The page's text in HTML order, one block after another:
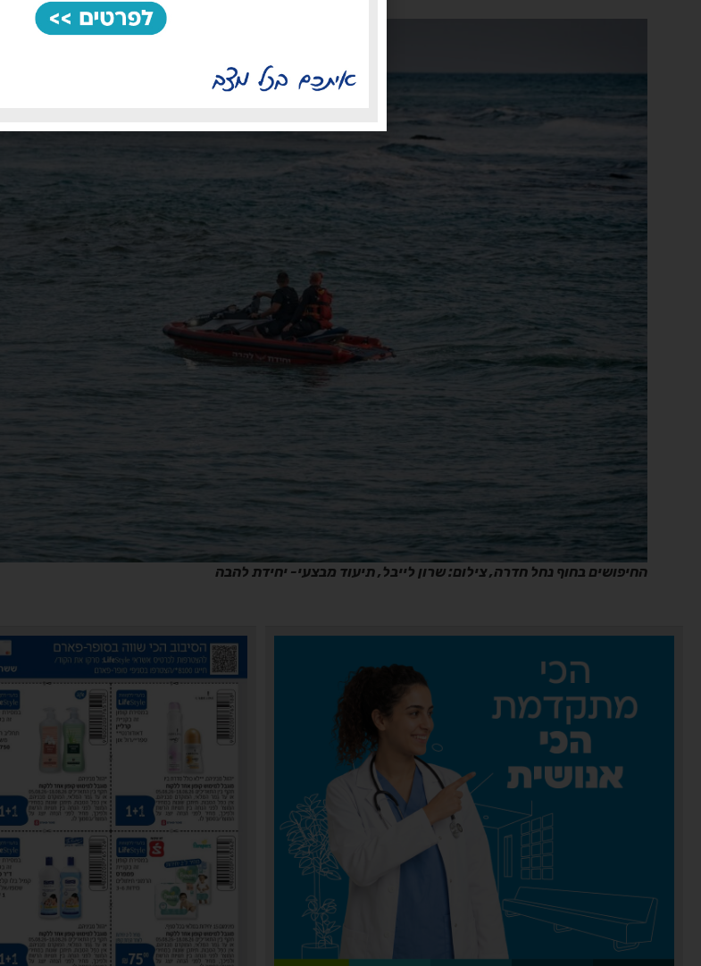
החיפושים בחוף נחל חדרה, צילום: שרון לייבל, תיעוד מבצעי- יחידת להבה